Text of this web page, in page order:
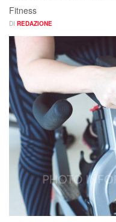
Fitness
DI REDAZIONE